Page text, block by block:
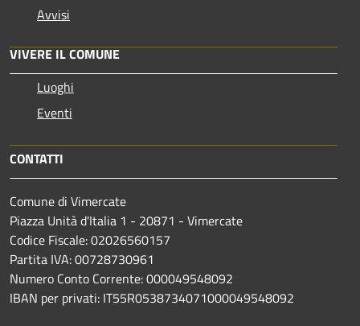
Avvisi
VIVERE IL COMUNE
Luoghi
Eventi
CONTATTI
Comune di Vimercate
Piazza Unità d'Italia 1 - 20871 - Vimercate
Codice Fiscale: 02026560157
Partita IVA: 00728730961
Numero Conto Corrente: 000049548092
IBAN per privati: IT55R0538734071000049548092